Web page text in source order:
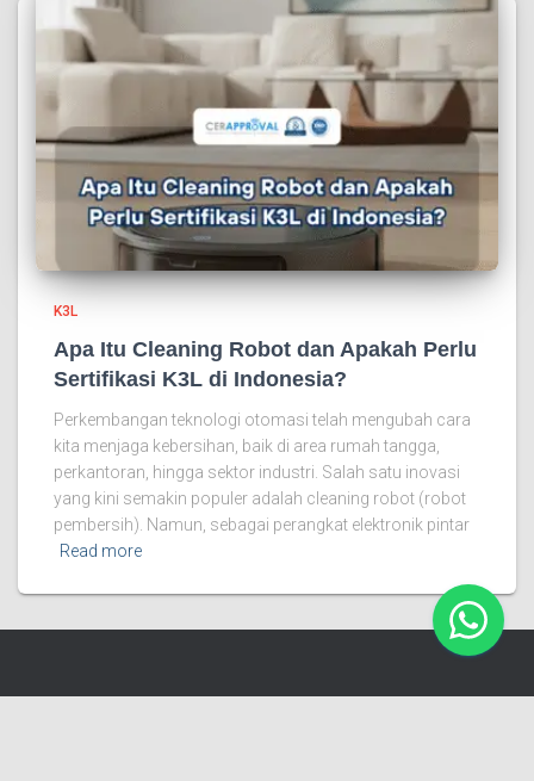
K3L
Apa Itu Cleaning Robot dan Apakah Perlu
Sertifikasi K3L di Indonesia?
Perkembangan teknologi otomasi telah mengubah cara
kita menjaga kebersihan, baik di area rumah tangga,
perkantoran, hingga sektor industri. Salah satu inovasi
yang kini semakin populer adalah cleaning robot (robot
pembersih). Namun, sebagai perangkat elektronik pintar
Read more